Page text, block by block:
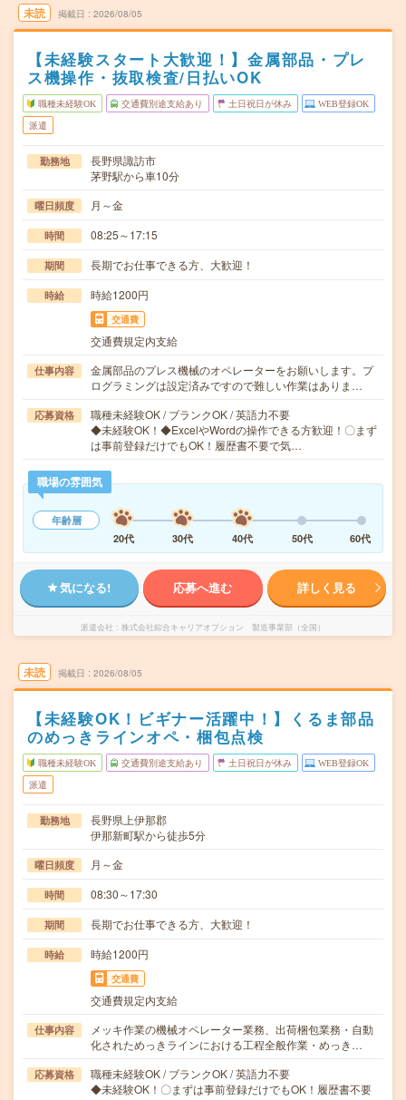
未読 掲載日 2026/08/05
【未経験スタート大歓迎！】金属部品・プレ
ス機操作・抜取検査/日払いOK
職種未経験OK 交通費別途支給あり 土日祝日が休み WEB登録OK
派遣
勤務地
長野県諏訪市
茅野駅から車10分
曜日頻度 月～金
時間 08:25～17:15
期間 長期でお仕事できる方、大歓迎！
時給 時給1200円
交通費
交通費規定内支給
仕事内容
金属部品のプレス機械のオペレーターをお願いします。プ
ログラミングは設定済みですので難しい作業はありま…
応募資格
職種未経験OK / ブランクOK / 英語力不要
◆未経験OK！◆ExcelやWordの操作できる方歓迎！〇まず
は事前登録だけでもOK！履歴書不要で気…
職場の雰囲気
年齢層
20代
30代 40代 50代 60代
気になる! 応募へ進む 詳しく見る
派遣会社 株式会社綜合キャリアオプション 製造事業部（全国）
未読 掲載日 2026/08/05
【未経験OK！ビギナー活躍中！】くるま部品
のめっきラインオペ・梱包点検
職種未経験OK 交通費別途支給あり 土日祝日が休み WEB登録OK
派遣
勤務地
長野県上伊那郡
伊那新町駅から徒歩5分
曜日頻度 月～金
時間 08:30～17:30
期間 長期でお仕事できる方、大歓迎！
時給 時給1200円
交通費
交通費規定内支給
仕事内容
メッキ作業の機械オペレーター業務、出荷梱包業務・自動
化されためっきラインにおける工程全般作業・めっき…
応募資格
職種未経験OK / ブランクOK / 英語力不要
◆未経験OK！〇まずは事前登録だけでもOK！履歴書不要